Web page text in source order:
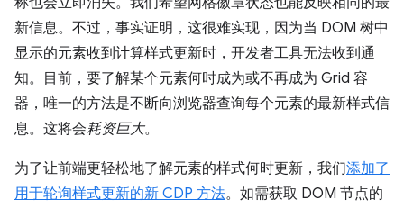
新信息。不过，事实证明，这很难实现，因为当 DOM 树中
显示的元素收到计算样式更新时，开发者工具无法收到通
知。目前，要了解某个元素何时成为或不再成为 Grid 容
器，唯一的方法是不断向浏览器查询每个元素的最新样式信
息。这将会耗资巨大。
为了让前端更轻松地了解元素的样式何时更新，我们添加了
用于轮询样式更新的新 CDP 方法。如需获取 DOM 节点的